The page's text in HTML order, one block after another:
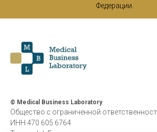
Федерации.
© Medical Business Laboratory
Общество с ограниченной
ИНН 470 605 6764